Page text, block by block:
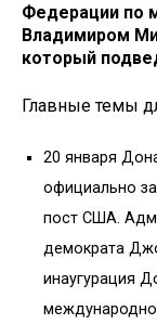
Федерации по
Владимиром
который
Главные темы
20 января
официально
пост США.
демократа
инаугурация